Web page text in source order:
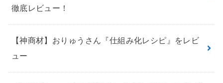
徹底レビュー！
【神商材】おりゅうさん『仕組み化レシピ』をレビ
ュー